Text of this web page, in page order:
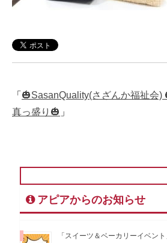
「 🎃SasanQuality(さざんか福祉会)
真っ盛り🎃 」
アピアからのお知らせ
「スイーツ＆ベーカリーイベン